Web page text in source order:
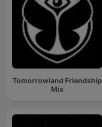
Tomorrowland Friendship
Mix